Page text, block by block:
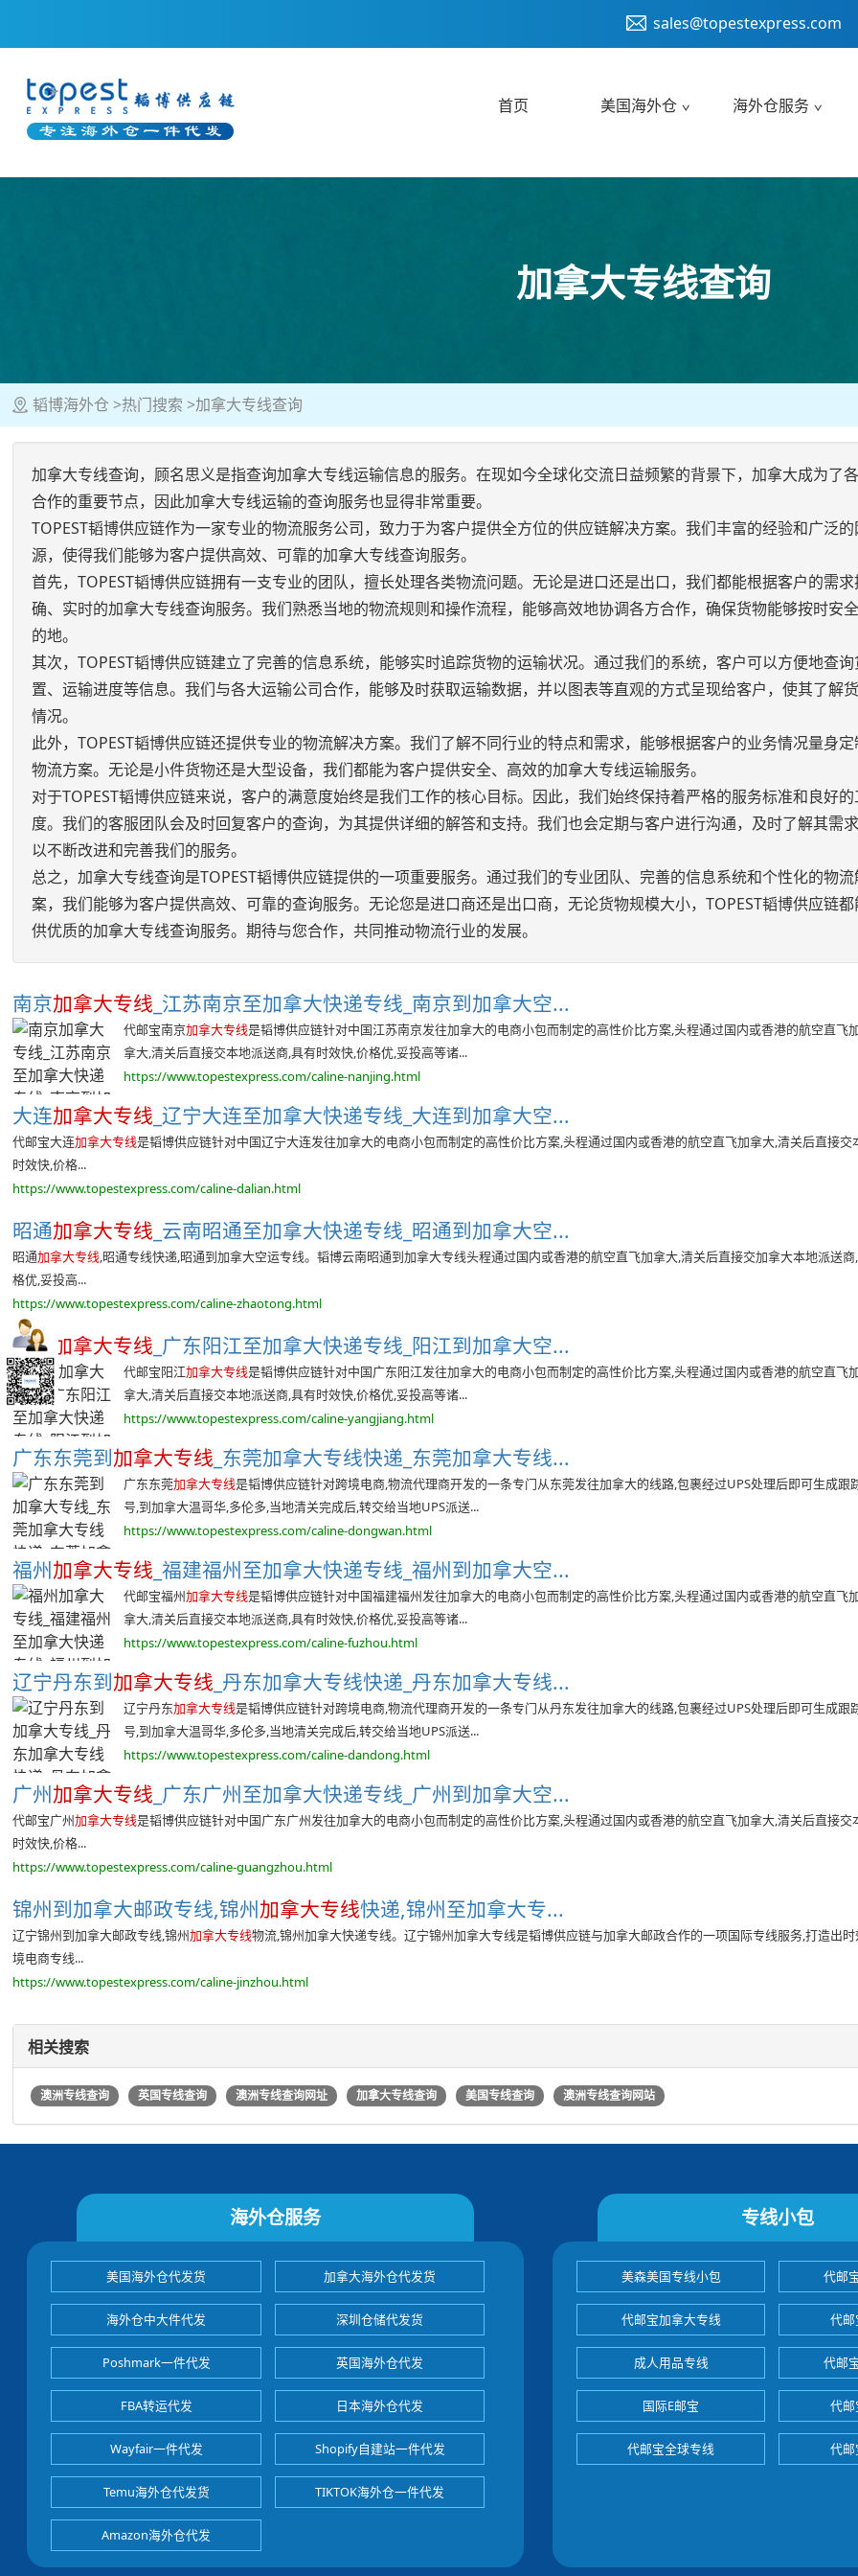
sales@topestexpress.com
首页 美国海外仓 海外仓服务
加拿大专线查询
韬博海外仓 热门搜索 加拿大专线查询
加拿大专线查询，顾名思义是指查询加拿大专线运输信息的服务。在现如今全球化交流日益频繁的背景下，加拿大成为了
合作的重要节点，因此加拿大专线运输的查询服务也显得非常重要。
TOPEST韬博供应链作为一家专业的物流服务公司，致力于为客户提供全方位的供应链解决方案。我们丰富的经验和广泛的
源，使得我们能够为客户提供高效、可靠的加拿大专线查询服务。
首先，TOPEST韬博供应链拥有一支专业的团队，擅长处理各类物流问题。无论是进口还是出口，我们都能根据客户的需求
确、实时的加拿大专线查询服务。我们熟悉当地的物流规则和操作流程，能够高效地协调各方合作，确保货物能够按时安
的地。
其次，TOPEST韬博供应链建立了完善的信息系统，能够实时追踪货物的运输状况。通过我们的系统，客户可以方便地查
置、运输进度等信息。我们与各大运输公司合作，能够及时获取运输数据，并以图表等直观的方式呈现给客户，使其了解
情况。
此外，TOPEST韬博供应链还提供专业的物流解决方案。我们了解不同行业的特点和需求，能够根据客户的业务情况量身
物流方案。无论是小件货物还是大型设备，我们都能为客户提供安全、高效的加拿大专线运输服务。
对于TOPEST韬博供应链来说，客户的满意度始终是我们工作的核心目标。因此，我们始终保持着严格的服务标准和良好
度。我们的客服团队会及时回复客户的查询，为其提供详细的解答和支持。我们也会定期与客户进行沟通，及时了解其需求
以不断改进和完善我们的服务。
总之，加拿大专线查询是TOPEST韬博供应链提供的一项重要服务。通过我们的专业团队、完善的信息系统和个性化的物流
案，我们能够为客户提供高效、可靠的查询服务。无论您是进口商还是出口商，无论货物规模大小，TOPEST韬博供应链
供优质的加拿大专线查询服务。期待与您合作，共同推动物流行业的发展。
南京加拿大专线 _江苏南京至加拿大快递专线_南京到加拿大空...
代邮宝南京加拿大专线是韬博供应链针对中国江苏南京发往加拿大的电商小包而制定的高性价比方案,头程通过国内或香港的航空直飞
拿大,清关后直接交本地派送商,具有时效快,价格优,妥投高等诸...
https://www.topestexpress.com/caline-nanjing.html
大连加拿大专线 _辽宁大连至加拿大快递专线_大连到加拿大空...
代邮宝大连加拿大专线是韬博供应链针对中国辽宁大连发往加拿大的电商小包而制定的高性价比方案,头程通过国内或香港的航空直飞加拿大,清关后直接交
时效快,价格...
https://www.topestexpress.com/caline-dalian.html
昭通加拿大专线 _云南昭通至加拿大快递专线_昭通到加拿大空...
昭通加拿大专线,昭通专线快递,昭通到加拿大空运专线。韬博云南昭通到加拿大专线头程通过国内或香港的航空直飞加拿大,清关后直接交加拿大本地派送
格优,妥投高...
https://www.topestexpress.com/caline-zhaotong.html
阳江 加拿大专线 _广东阳江至加拿大快递专线_阳江到加拿大空...
代邮宝阳江加拿大专线是韬博供应链针对中国广东阳江发往加拿大的电商小包而制定的高性价比方案,头程通过国内或香港的航空直飞
拿大,清关后直接交本地派送商,具有时效快,价格优,妥投高等诸...
https://www.topestexpress.com/caline-yangjiang.html
广东东莞到加拿大专线 _东莞加拿大专线快递_东莞加拿大专线...
广东东莞加拿大专线是韬博供应链针对跨境电商,物流代理商开发的一条专门从东莞发往加拿大的线路,包裹经过UPS处理后即可生成跟
号,到加拿大温哥华,多伦多,当地清关完成后,转交给当地UPS派送...
https://www.topestexpress.com/caline-dongwan.html
福州加拿大专线 _福建福州至加拿大快递专线_福州到加拿大空...
代邮宝福州加拿大专线是韬博供应链针对中国福建福州发往加拿大的电商小包而制定的高性价比方案,头程通过国内或香港的航空直飞
拿大,清关后直接交本地派送商,具有时效快,价格优,妥投高等诸...
https://www.topestexpress.com/caline-fuzhou.html
辽宁丹东到加拿大专线 _丹东加拿大专线快递_丹东加拿大专线...
辽宁丹东加拿大专线是韬博供应链针对跨境电商,物流代理商开发的一条专门从丹东发往加拿大的线路,包裹经过UPS处理后即可生成跟
号,到加拿大温哥华,多伦多,当地清关完成后,转交给当地UPS派送...
https://www.topestexpress.com/caline-dandong.html
广州加拿大专线 _广东广州至加拿大快递专线_广州到加拿大空...
代邮宝广州加拿大专线是韬博供应链针对中国广东广州发往加拿大的电商小包而制定的高性价比方案,头程通过国内或香港的航空直飞加拿大,清关后直接交
时效快,价格...
https://www.topestexpress.com/caline-guangzhou.html
锦州到加拿大邮政专线,锦州加拿大专线快递,锦州至加拿大专...
辽宁锦州到加拿大邮政专线,锦州加拿大专线物流,锦州加拿大快递专线。辽宁锦州加拿大专线是韬博供应链与加拿大邮政合作的一项国际专线服务,打造出
境电商专线...
https://www.topestexpress.com/caline-jinzhou.html
相关搜索
澳洲专线查询 英国专线查询 澳洲专线查询网址 加拿大专线查询 美国专线查询 澳洲专线查询网站
海外仓服务
美国海外仓代发货 加拿大海外仓代发货
海外仓中大件代发 深圳仓储代发货
Poshmark一件代发 英国海外仓代发
FBA转运代发 日本海外仓代发
Wayfair一件代发 Shopify自建站一件代发
Temu海外仓代发货 TIKTOK海外仓一件代发
Amazon海外仓代发
专线小包
美森美国专线小包 代邮
代邮宝加拿大专线 代邮
成人用品专线 代邮
国际E邮宝 代邮
代邮宝全球专线 代邮